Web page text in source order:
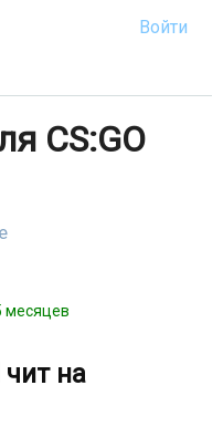
Войти
CS:GO
месяцев
чит на